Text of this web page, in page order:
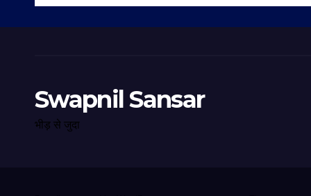
Swapnil Sansar
भीड़ से जुदा